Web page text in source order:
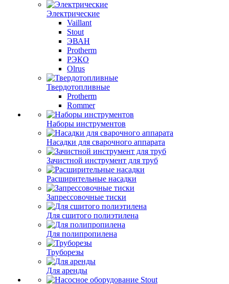
Электрические
Vaillant
Stout
ЭВАН
Protherm
РЭКО
Olrus
Твердотопливные
Protherm
Rommer
Наборы инструментов
Насадки для сварочного аппарата
Зачистной инструмент для труб
Расширительные насадки
Запрессовочные тиски
Для сшитого полиэтилена
Для полипропилена
Труборезы
Для аренды